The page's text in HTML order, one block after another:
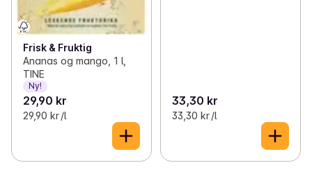
Frisk & Fruktig
Ananas og mango, 1 l,
TINE
Ny!
29,90 kr
29,90 kr /l
33,30 kr
33,30 kr /l